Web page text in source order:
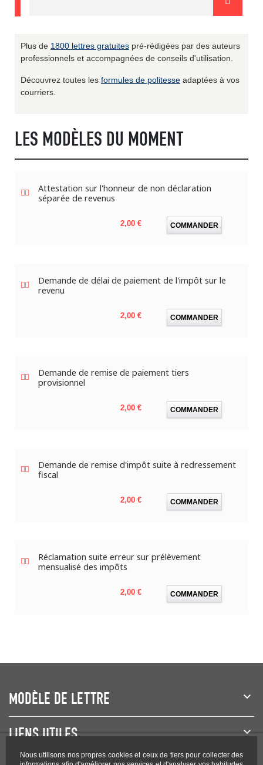
Nous utilisons nos propres cookies et ceux de tiers pour collecter des
Plus de 1800 lettres gratuites pré-rédigées par des auteurs
professionnels et accompagnées de conseils d'utilisation.
Découvrez toutes les formules de politesse adaptées à vos
courriers.
LES MODÈLES DU MOMENT
Attestation sur l'honneur de non déclaration
séparée de revenus
Prix
2,00 € COMMANDER
Demande de délai de paiement de l'impôt sur le
revenu
Prix
2,00 € COMMANDER
Demande de remise de paiement tiers
provisionnel
Prix
2,00 € COMMANDER
Demande de remise d'impôt suite à redressement
fiscal
Prix
2,00 € COMMANDER
Réclamation suite erreur sur prélèvement
mensualisé des impôts
Prix
2,00 € COMMANDER
MODÈLE DE LETTRE
LIENS UTILES